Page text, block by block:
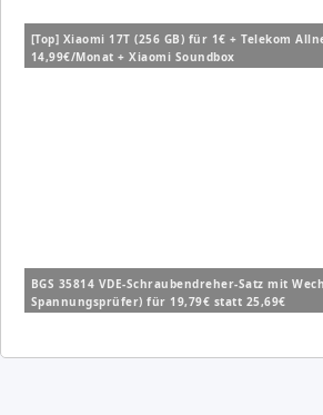
[Top] Xiaomi 17T (256 GB) für 1€ + Telekom
14,99€/Monat + Xiaomi Soundbox
BGS 35814 VDE-Schraubendreher-Satz mit
Spannungsprüfer) für 19,79€ statt 25,69€